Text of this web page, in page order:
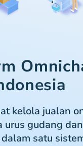
kelola jualan
urus gudang dan
satu